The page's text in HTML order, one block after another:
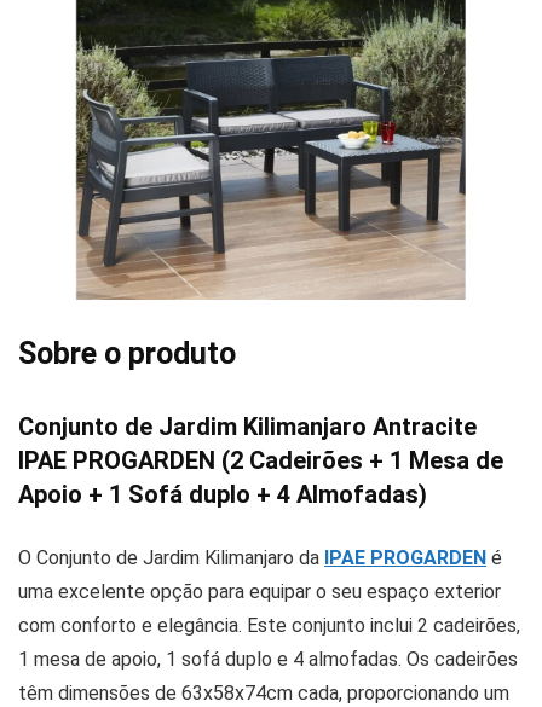
Sobre o produto
Conjunto de Jardim Kilimanjaro Antracite
IPAE PROGARDEN (2 Cadeirões + 1 Mesa de
Apoio + 1 Sofá duplo + 4 Almofadas)
O Conjunto de Jardim Kilimanjaro da IPAE PROGARDEN é
uma excelente opção para equipar o seu espaço exterior
com conforto e elegância. Este conjunto inclui 2 cadeirões,
1 mesa de apoio, 1 sofá duplo e 4 almofadas. Os cadeirões
têm dimensões de 63x58x74cm cada, proporcionando um